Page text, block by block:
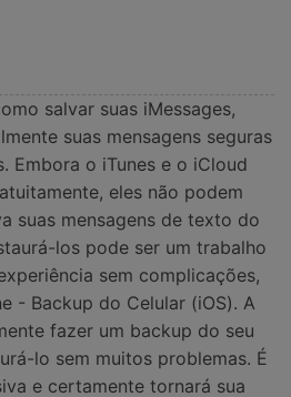
salvar suas iMessages,
suas mensagens seguras
Embora o iTunes e o iCloud
eles não podem
suas mensagens de texto do
los pode ser um trabalho
sem complicações,
- Backup do Celular (iOS). A
fazer um backup do seu
lo sem muitos problemas. É
e certamente tornará sua